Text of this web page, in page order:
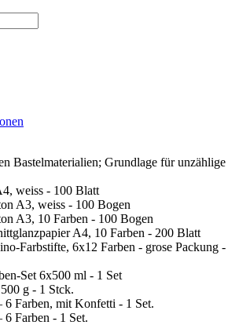
Bastelmaterialien; Grundlage für unzählige
weiss - 100 Blatt
A3, weiss - 100 Bogen
A3, 10 Farben - 100 Bogen
A4, 10 Farben - 200 Blatt
Farbstifte, 6x12 Farben - grose Packung -
Set 6x500 ml - 1 Set
g - 1 Stck.
6 Farben, mit Konfetti - 1 Set.
6 Farben - 1 Set.